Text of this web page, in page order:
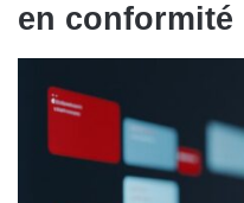
en conformité